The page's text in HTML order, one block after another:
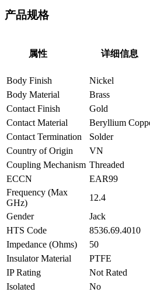
产品规格
属性 详细信息
Body Finish
Nickel
Body Material
Brass
Contact Finish
Gold
Contact Material
Beryllium
Contact Termination
Solder
Country of Origin
VN
Coupling Mechanism Threaded
ECCN
EAR99
Frequency (Max
GHz)
12.4
Gender
Jack
HTS Code
8536.69.4010
Impedance (Ohms)
50
Insulator Material
PTFE
IP Rating
Not Rated
Isolated
No